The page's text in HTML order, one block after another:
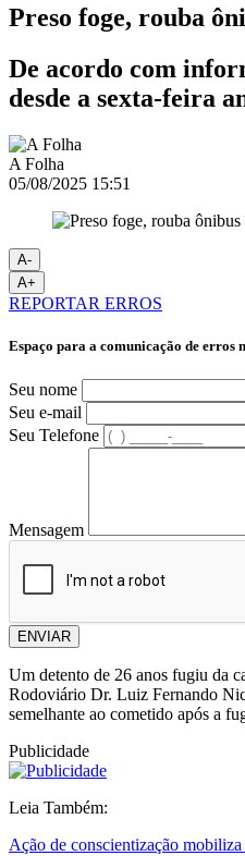
Preso foge, rouba
De acordo com
desde a sexta-feira
A Folha
05/08/2025 15:51
A-
A+
REPORTAR ERROS
Espaço para a comunicação de erros
Seu nome
Seu e-mail
Seu Telefone
Mensagem
ENVIAR
Um detento de 26 anos fugiu da
Rodoviário Dr. Luiz Fernando
semelhante ao cometido após a
Publicidade
Leia Também:
Ação de conscientização